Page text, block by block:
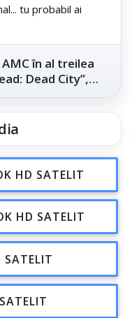
tu probabil ai
în al treilea
Dead City”,
HD SATELIT
HD SATELIT